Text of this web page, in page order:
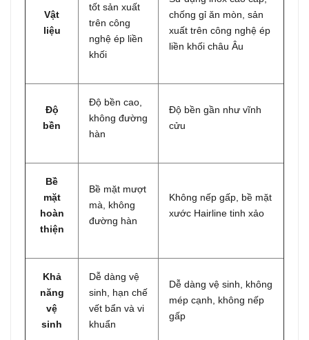
Vật
liệu
tốt sản xuất
trên công
nghệ ép liền
khối
chống gỉ ăn mòn, sản
xuất trên công nghệ ép
liền khối châu Âu
Độ
bền
Độ bền cao,
không đường
hàn
Độ bền gần như vĩnh
cửu
Bề
mặt
hoàn
thiện
Bề mặt mượt
mà, không
đường hàn
Không nếp gấp, bề mặt
xước Hairline tinh xảo
Khả
năng
vệ
sinh
Dễ dàng vệ
sinh, hạn chế
vết bẩn và vi
khuẩn
Dễ dàng vệ sinh, không
mép cạnh, không nếp
gấp